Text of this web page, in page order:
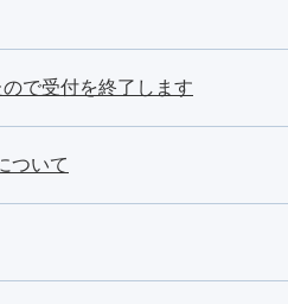
で受付を終了します
ついて